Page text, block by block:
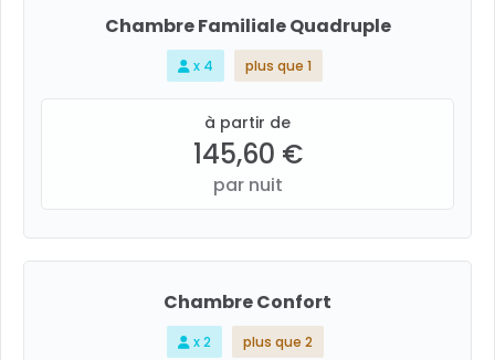
Chambre Familiale Quadruple
x 4 plus que 1
à partir de
145,60 €
par nuit
Chambre Confort
x 2 plus que 2